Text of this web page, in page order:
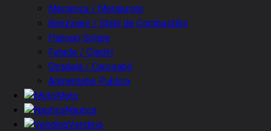
Mecanica / Metalurgie
Benzinarii / Statii de Combustibil
Panouri Solare
Fatade / Cladiri
Stradala / Carosabil
Alimentatie Publica
Moto
Nautica
Vending